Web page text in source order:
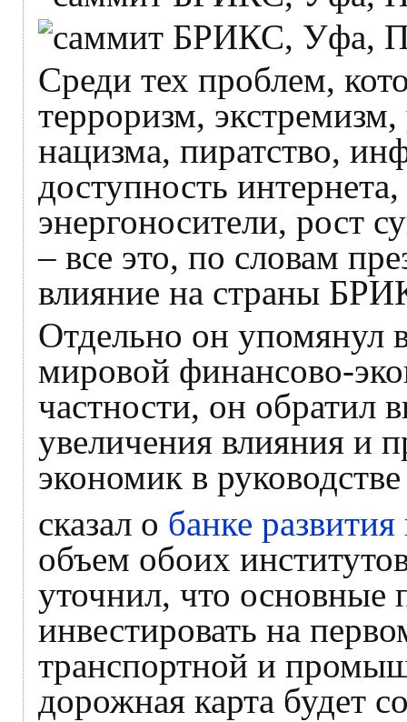
Среди тех проблем,
терроризм,
нацизма, пиратство,
доступность
энергоносители, рост
– все это, по словам
влияние на страны
Отдельно он упомянул
мировой финансово-
частности, он обратил
увеличения влияния и
экономик в
сказал о банке
объем обоих
уточнил, что основные
инвестировать на
транспортной и
дорожная карта будет